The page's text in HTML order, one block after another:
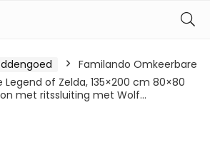
Familando Omkeerbare
of Zelda, 135×200 cm 80×80
met ritssluiting met Wolf…